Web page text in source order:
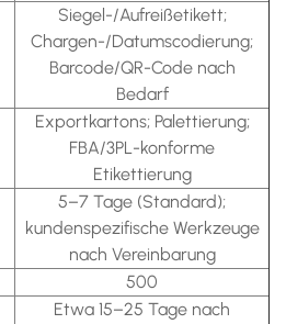
Siegel-/Aufreißetikett;
Chargen-/Datumscodierung;
Barcode/QR-Code nach
Bedarf
Exportkartons; Palettierung;
FBA/3PL-konforme
Etikettierung
5–7 Tage (Standard);
kundenspezifische Werkzeuge
nach Vereinbarung
500
Etwa 15–25 Tage nach